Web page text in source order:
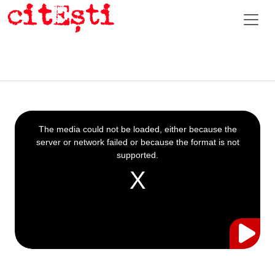
This
is
a
The media could not be loaded, either because the
server or network failed or because the format is not
supported.